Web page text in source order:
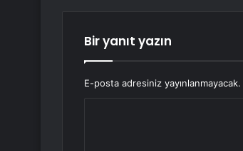
Bir yanıt yazın
E-posta adresiniz yayınlanmayacak.